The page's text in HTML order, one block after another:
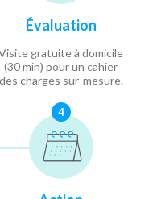
Évaluation
gratuite à domicile
(30 min) pour un cahier
des charges sur-mesure.
4